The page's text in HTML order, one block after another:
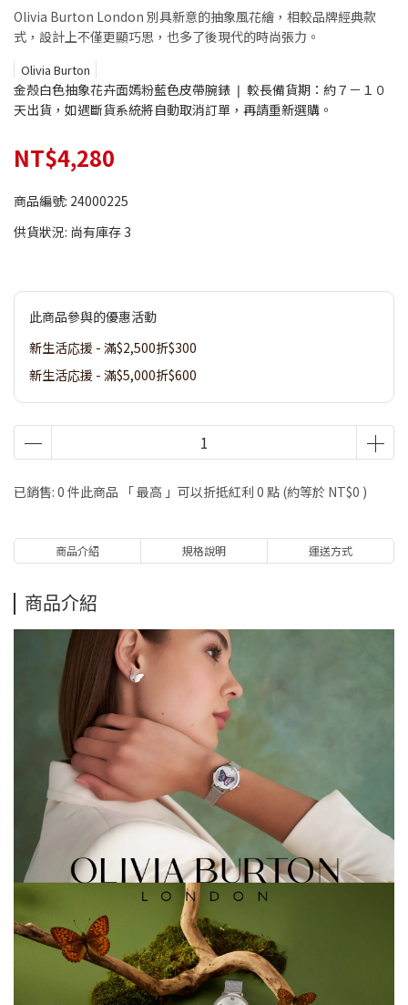
Olivia Burton London 別具新意的抽象風花繪，相較品牌經典款
式，設計上不僅更顯巧思，也多了後現代的時尚張力。
Olivia Burton
金殼白色抽象花卉面嫣粉藍色皮帶腕錶 ❘ 較長備貨期：約７－１０
天出貨，如遇斷貨系統將自動取消訂單，再請重新選購。
NT$4,280
商品編號: 24000225
供貨狀況: 尚有庫存 3
此商品參與的優惠活動
新生活応援 - 滿$2,500折$300
新生活応援 - 滿$5,000折$600
已銷售: 0 件此商品 「 最高 」可以折抵紅利 0 點 (約等於 NT$0 )
商品介紹 規格說明 運送方式
商品介紹